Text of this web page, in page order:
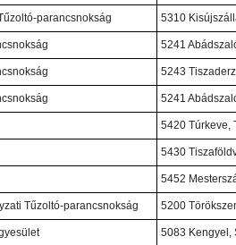
parancsnokság 5310
5241
5243
5241
5420 Túrkeve,
5430
5452
Tűzoltó-parancsnokság 5200
5083 Kengyel,